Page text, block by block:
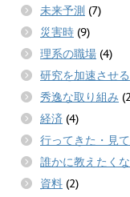
未来予測 (7)
災害時 (9)
理系の職場 (4)
研究を加速させる
秀逸な取り組み
経済 (4)
行ってきた・見
誰かに教えたく
資料 (2)